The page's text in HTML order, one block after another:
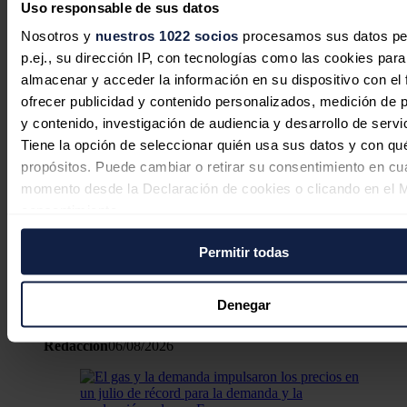
Uso responsable de sus datos
Nosotros y nuestros 1022 socios procesamos sus datos
p.ej., su dirección IP, con tecnologías como las cookies para
almacenar y acceder la información en su dispositivo con el
ofrecer publicidad y contenido personalizados, medición de
y contenido, investigación de audiencia y desarrollo de
Tiene la opción de seleccionar quién usa sus datos y con
propósitos. Puede cambiar o retirar su consentimiento en
momento desde la Declaración de cookies o clicando en el
Si lo permite, también quisiéramos:
Recopilar información sobre su ubicación geográfica
puede tener una precisión de varios metros
Identificar su dispositivo analizándolo activamente
características específicas (huellas digitales)
Obtenga más información sobre cómo se procesan sus
personales y establezca sus preferencias en la
Permitir todas
Denegar
España supera ya el 70 % de reservas
de gas pero los combustibles siguen
tensionados
Redacción07/08/2026
Moeve pone en marcha un proyecto
de autoconsumo colectivo en Portugal
Redacción06/08/2026